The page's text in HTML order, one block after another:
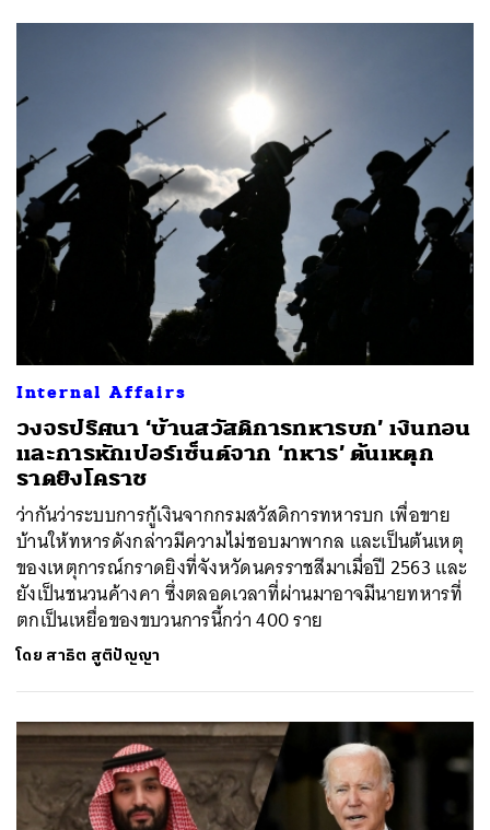
Internal Affairs
วงจรปริศนา ‘บ้านสวัสดิการทหารบก’ เงินทอน
และการหักเปอร์เซ็นต์จาก ‘ทหาร’ ต้นเหตุก
ราดยิงโคราช
ว่ากันว่าระบบการกู้เงินจากกรมสวัสดิการทหารบก เพื่อขาย
บ้านให้ทหารดังกล่าวมีความไม่ชอบมาพากล และเป็นต้นเหตุ
ของเหตุการณ์กราดยิงที่จังหวัดนครราชสีมาเมื่อปี 2563 และ
ยังเป็นชนวนค้างคา ซึ่งตลอดเวลาที่ผ่านมาอาจมีนายทหารที่
ตกเป็นเหยื่อของขบวนการนี้กว่า 400 ราย
โดย สาธิต สูติปัญญา